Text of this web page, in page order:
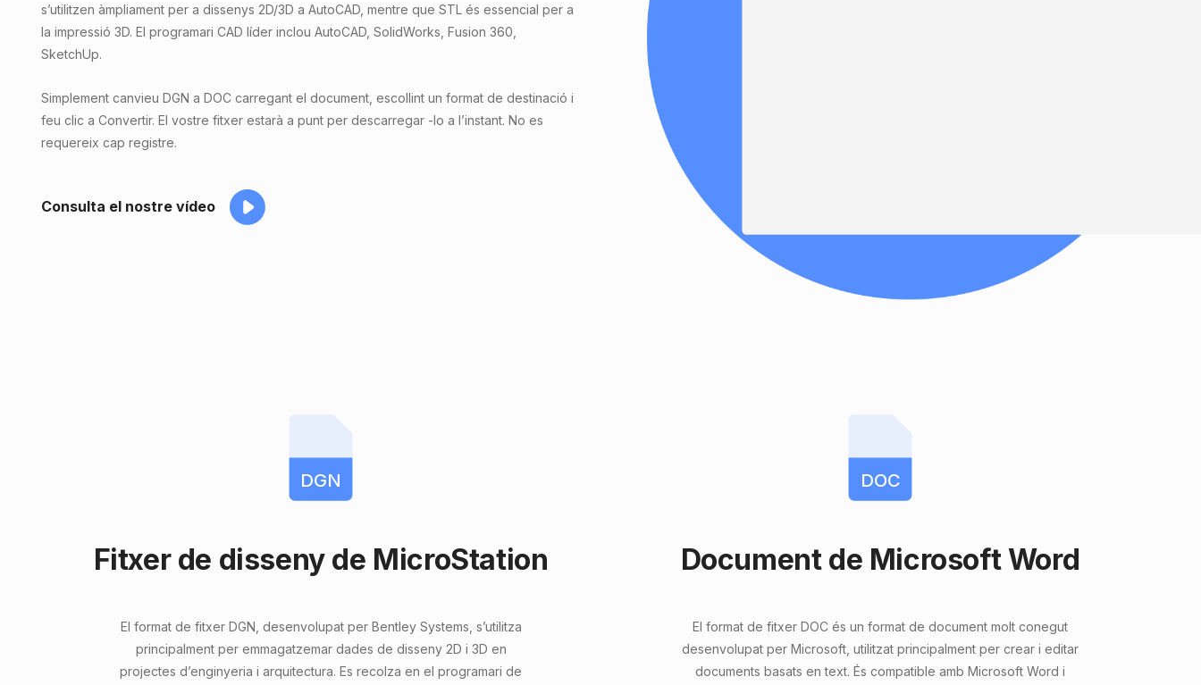
s’utilitzen àmpliament per a dissenys 2D/3D a AutoCAD, mentre que STL és essencial per a
la impressió 3D. El programari CAD líder inclou AutoCAD, SolidWorks, Fusion 360,
SketchUp.
Simplement canvieu DGN a DOC carregant el document, escollint un format de destinació i
feu clic a Convertir. El vostre fitxer estarà a punt per descarregar -lo a l’instant. No es
requereix cap registre.
Consulta el nostre vídeo
DGN
Fitxer de disseny de MicroStation
El format de fitxer DGN, desenvolupat per Bentley Systems, s’utilitza
principalment per emmagatzemar dades de disseny 2D i 3D en
projectes d’enginyeria i arquitectura. Es recolza en el programari de
DOC
Document de Microsoft Word
El format de fitxer DOC és un format de document molt conegut
desenvolupat per Microsoft, utilitzat principalment per crear i editar
documents basats en text. És compatible amb Microsoft Word i